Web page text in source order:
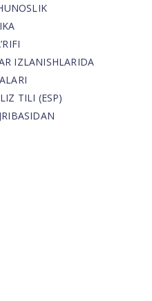
IZLANISHLARIDA
TILI (ESP)